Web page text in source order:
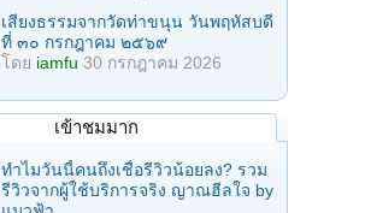
เสียงธรรมจากวัดท่าขนุน วันพฤหัสบดี
ที่ ๓๐ กรกฎาคม ๒๕๖๙
โดย iamfu 30 กรกฎาคม 2026
เข้าชมมาก
ทำไมวันนี้คนถึงเชื่อรีวิวน้อยลง? รวม
รีวิวจากผู้ใช้บริการจริง ญาณฮีลใจ by